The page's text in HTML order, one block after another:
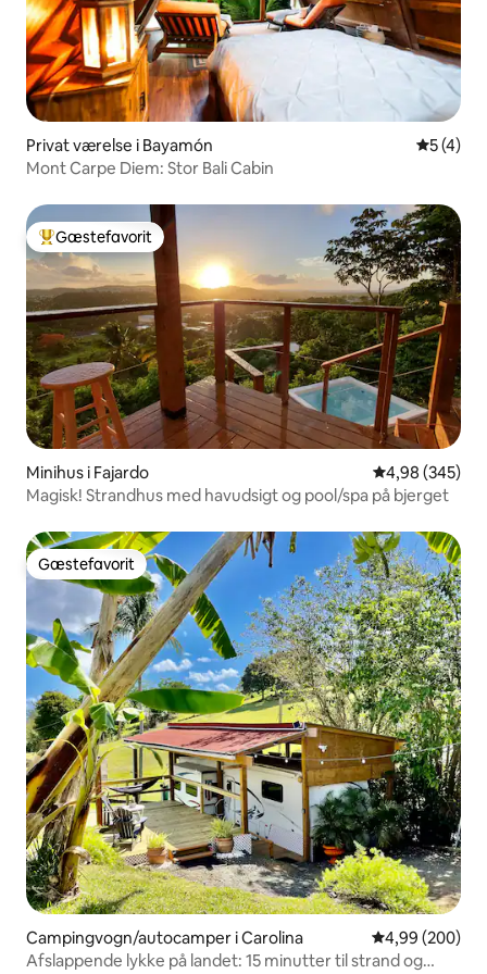
Privat værelse i Bayamón 5 ud af 5
5 (4)
Mont Carpe Diem: Stor Bali Cabin
Bedste gæstefavorit
Gæstefavorit
Minihus i Fajardo 4,98 ud af 5 i
4,98 (345)
Magisk! Strandhus med havudsigt og pool/spa på bjerget
Gæstefavorit
Gæstefavorit
Campingvogn/autocamper i Carolina 4,99 ud af 5 i
4,99 (200)
Afslappende lykke på landet: 15 minutter til strand og